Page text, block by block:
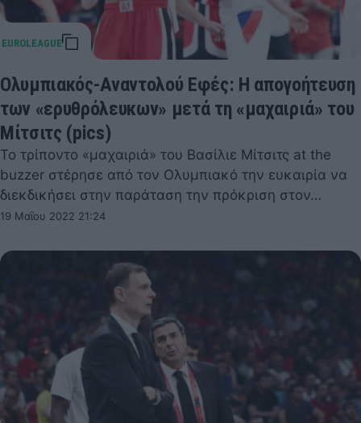
Ολυμπιακός-Αναντολού Εφές: Η απογοήτευση
των «ερυθρόλευκων» μετά τη «μαχαιριά» του
Μίτσιτς (pics)
Το τρίποντο «μαχαιριά» του Βασίλιε Μίτσιτς at the
buzzer στέρησε από τον Ολυμπιακό την ευκαιρία να
διεκδικήσει στην παράταση την πρόκριση στον…
19 Μαΐου 2022 21:24